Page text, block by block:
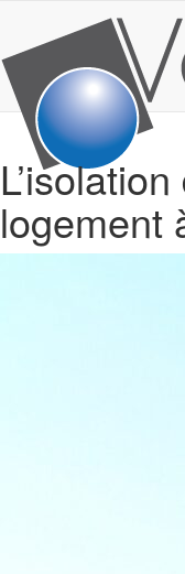
logement